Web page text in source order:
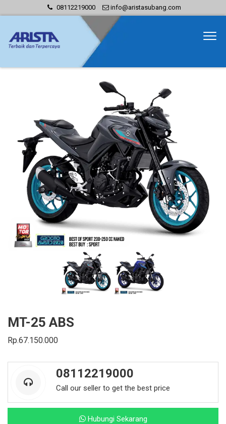
08112219000 info@aristasubang.com
MT-25 ABS
Rp.67.150.000
08112219000
Call our seller to get the best price
Hubungi Sekarang